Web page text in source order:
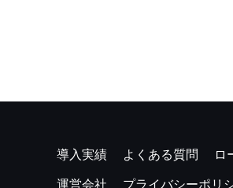
導入実績 よくある質問 ロ
運営会社
プライバシーポリ